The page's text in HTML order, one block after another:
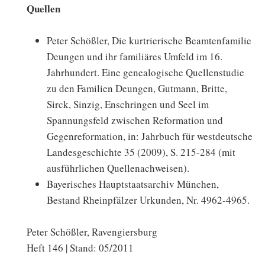
Quellen
Peter Schößler, Die kurtrierische Beamtenfamilie
Deungen und ihr familiäres Umfeld im 16.
Jahrhundert. Eine genealogische Quellenstudie
zu den Familien Deungen, Gutmann, Britte,
Sirck, Sinzig, Enschringen und Seel im
Spannungsfeld zwischen Reformation und
Gegenreformation, in: Jahrbuch für westdeutsche
Landesgeschichte 35 (2009), S. 215-284 (mit
ausführlichen Quellenachweisen).
Bayerisches Hauptstaatsarchiv München,
Bestand Rheinpfälzer Urkunden, Nr. 4962-4965.
Peter Schößler, Ravengiersburg
Heft 146 | Stand: 05/2011